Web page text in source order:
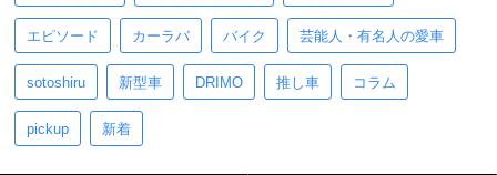
エピソード カーラバ バイク 芸能人・有名人の愛車
sotoshiru 新型車 DRIMO 推し車 コラム
pickup 新着